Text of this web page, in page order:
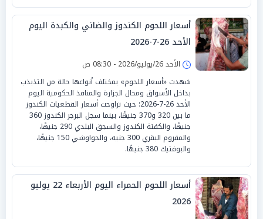
أسعار اللحوم الكندوز والضاني والكبدة اليوم
الأحد 26-7-2026
الأحد 26/يوليو/2026 - 08:30 ص
شهدت «أسعار اللحوم» بمختلف أنواعها حالة من التذبذب
بداخل الأسواق ومحال الجزارة والمنافذ الحكومية اليوم
الأحد 26-7-2026؛ حيث تراوحت أسعار القطعيات الكندوز
ما بين 320 و370 جنيهًا، بينما سجل البرجر الكندوز 360
جنيهًا، والكفتة الكندوز والسجق البلدي 290 جنيهًا،
والمفروم البقري 300 جنيه، والحواوشي 150 جنيهًا،
والبوفتيك 380 جنيهًا.
أسعار اللحوم الحمراء اليوم الأربعاء 22 يوليو
2026